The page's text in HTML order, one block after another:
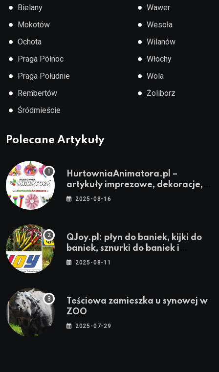
● Bielany
● Mokotów
● Ochota
● Praga Północ
● Praga Południe
● Rembertów
● Śródmieście
● Wawer
● Wesoła
● Wilanów
● Włochy
● Wola
● Żoliborz
Polecane Artykuły
HurtowniaAnimatora.pl –
artykuły imprezowe, dekoracje,
stroje i akcesoria dla animatorów
2025-08-16
QJoy.pl: płyn do baniek, kijki do
baniek, sznurki do baniek i
zestawy do baniek
2025-08-11
Teściowa zamieszka u synowej w
ZOO
2025-07-29